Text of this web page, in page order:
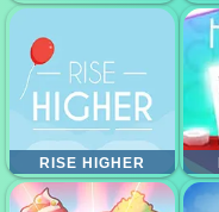
RISE HIGHER